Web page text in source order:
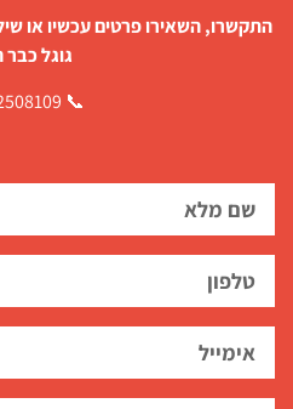
התקשרו, השאירו פרטים עכשיו או
גוגל כבר
📞 052-2508109